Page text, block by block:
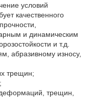
условий
качественного
и динамическим
и т.д.
абразивному износу,
трещин;
трещин,